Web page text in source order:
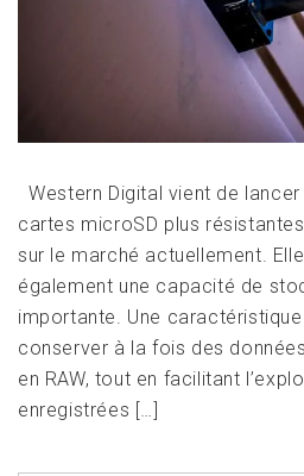
Western Digital vient de
cartes microSD plus
sur le marché actuellement.
également une capacité de
importante. Une
conserver à la fois des
en RAW, tout en facilitant
enregistrées […]